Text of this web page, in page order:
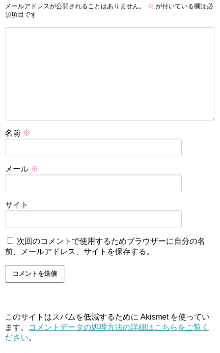
メールアドレスが公開されることはありません。 ※ が付いている欄は必
須項目です
名前 ※
メール ※
サイト
次回のコメントで使用するためブラウザーに自分の名
前、メールアドレス、サイトを保存する。
このサイトはスパムを低減するために Akismet を使ってい
ます。
コメントデータの処理方法の詳細はこちらをご覧く
ださい。